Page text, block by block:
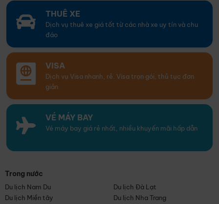
THUÊ XE
Dịch vụ thuê xe giá tốt từ các nhà xe uy tín và chu
đáo
VISA
Dịch vụ Visa nhanh, rẻ. Visa trọn gói, thủ tục đơn
giản
VÉ MÁY BAY
Vé máy bay giá rẻ nhất, nhiều khuyến mãi hấp dẫn
Trong nước
Du lịch Nam Du
Du lịch Đà Lạt
Du lịch Miền tây
Du lịch Nha Trang